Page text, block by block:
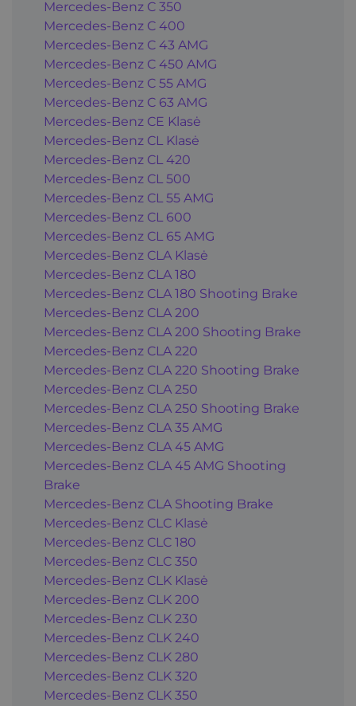
Mercedes-Benz C 350
Mercedes-Benz C 400
Mercedes-Benz C 43 AMG
Mercedes-Benz C 450 AMG
Mercedes-Benz C 55 AMG
Mercedes-Benz C 63 AMG
Mercedes-Benz CE Klasė
Mercedes-Benz CL Klasė
Mercedes-Benz CL 420
Mercedes-Benz CL 500
Mercedes-Benz CL 55 AMG
Mercedes-Benz CL 600
Mercedes-Benz CL 65 AMG
Mercedes-Benz CLA Klasė
Mercedes-Benz CLA 180
Mercedes-Benz CLA 180 Shooting Brake
Mercedes-Benz CLA 200
Mercedes-Benz CLA 200 Shooting Brake
Mercedes-Benz CLA 220
Mercedes-Benz CLA 220 Shooting Brake
Mercedes-Benz CLA 250
Mercedes-Benz CLA 250 Shooting Brake
Mercedes-Benz CLA 35 AMG
Mercedes-Benz CLA 45 AMG
Mercedes-Benz CLA 45 AMG Shooting
Brake
Mercedes-Benz CLA Shooting Brake
Mercedes-Benz CLC Klasė
Mercedes-Benz CLC 180
Mercedes-Benz CLC 350
Mercedes-Benz CLK Klasė
Mercedes-Benz CLK 200
Mercedes-Benz CLK 230
Mercedes-Benz CLK 240
Mercedes-Benz CLK 280
Mercedes-Benz CLK 320
Mercedes-Benz CLK 350